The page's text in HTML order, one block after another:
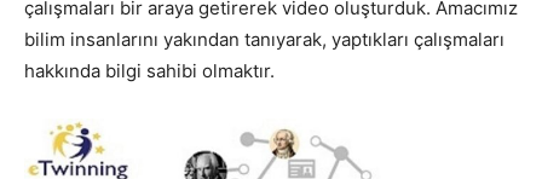
çalışmaları bir araya getirerek video oluşturduk. Amacımız
bilim insanlarını yakından tanıyarak, yaptıkları çalışmaları
hakkında bilgi sahibi olmaktır.